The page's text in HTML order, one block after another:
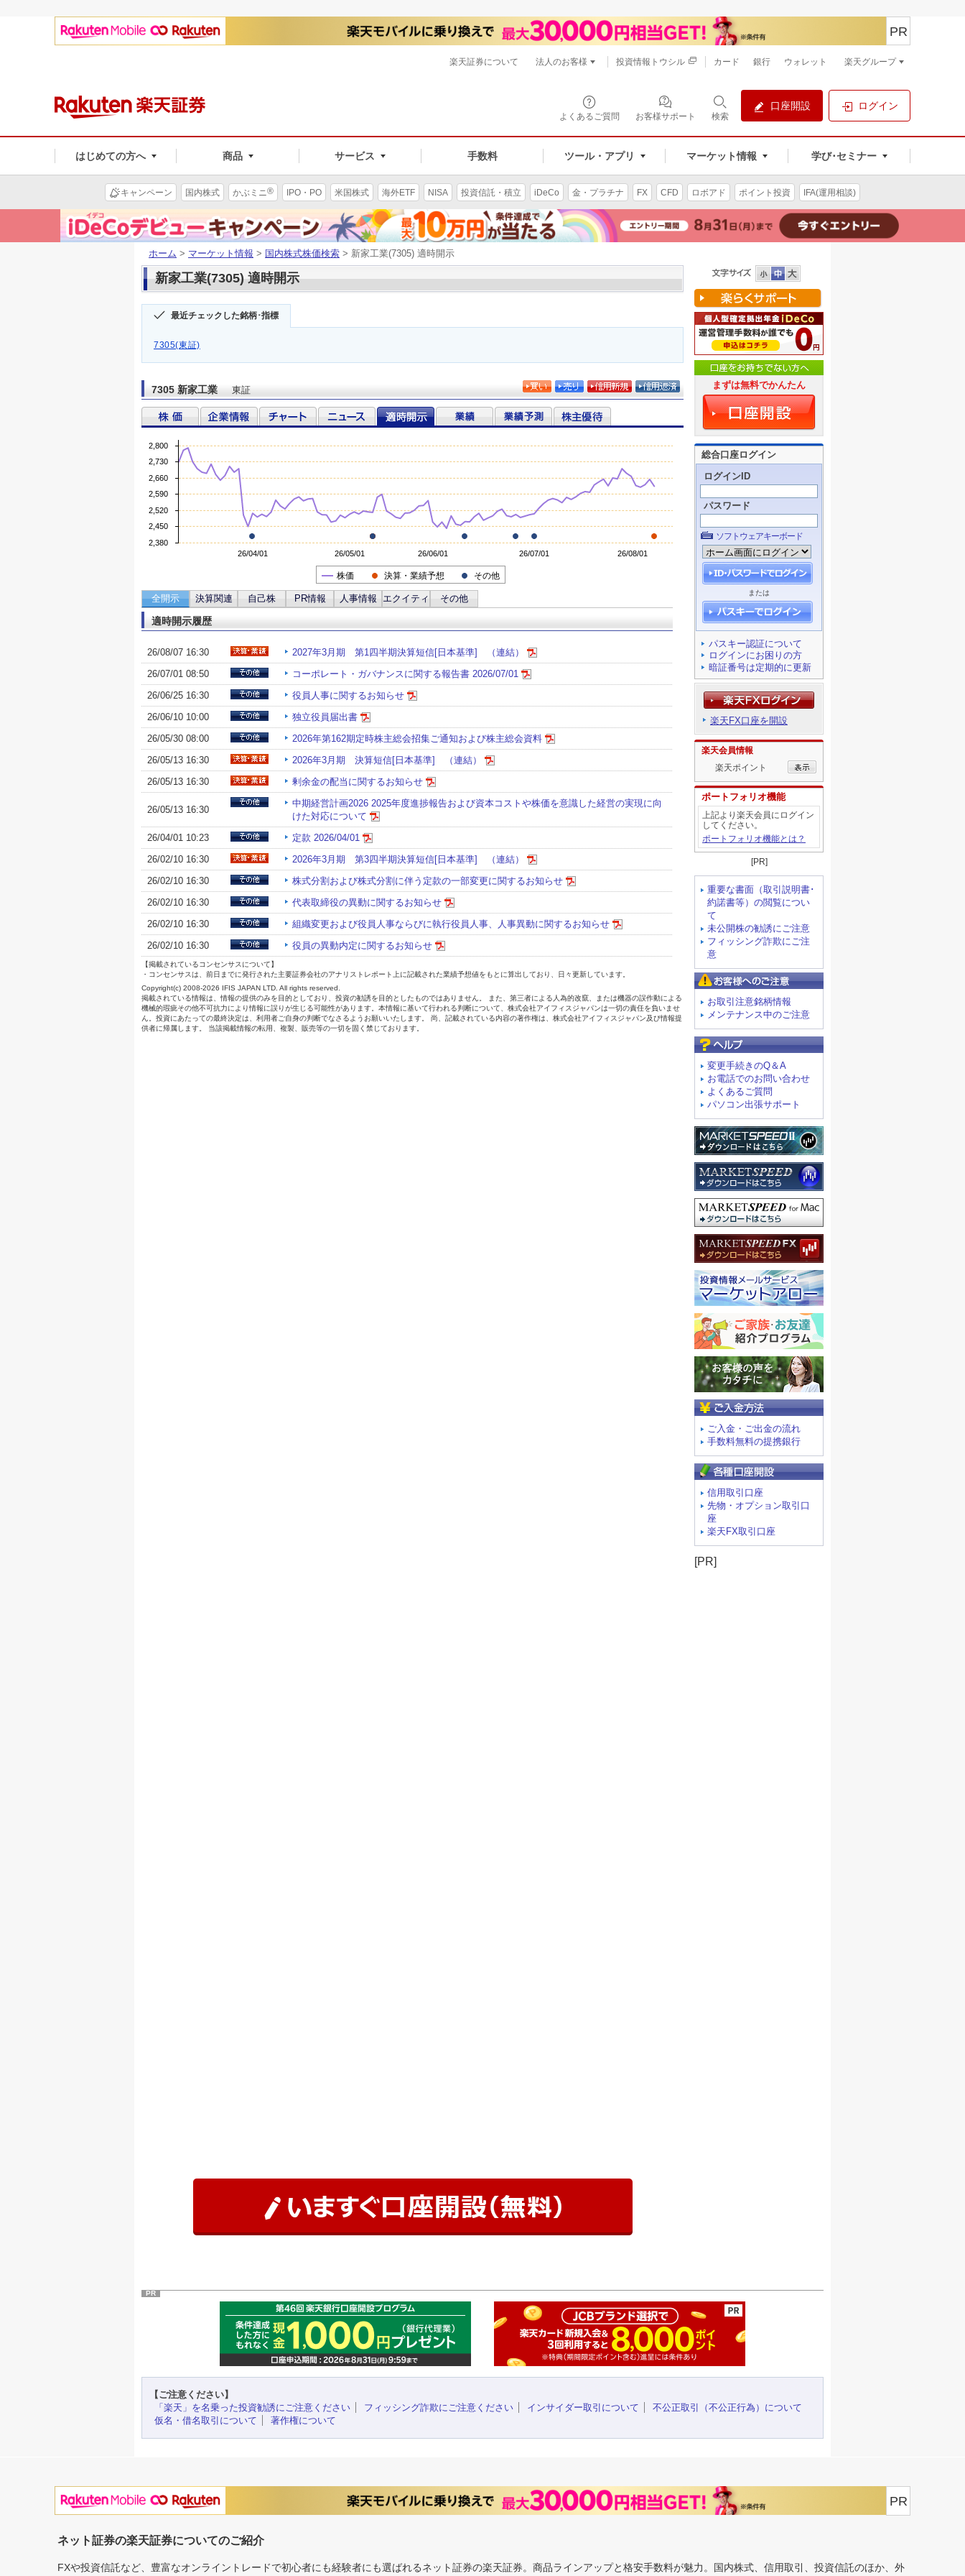
よくあるご質問 お客様サポート 検索
口座開設 ログイン
はじめての方へ 商品 サービス 手数料 ツール・アプリ マーケット情報 学び･セミナー
PR
楽天証券について 法人のお客様 投資情報トウシル カード 銀行 ウォレット 楽天グループ
キャンペーン 国内株式 かぶミニ® IPO・PO 米国株式 海外ETF NISA 投資信託・積立 iDeCo 金・プラチナ FX CFD ロボアド ポイント投資 IFA(運用相談)
ホーム > マーケット情報 > 国内株式株価検索 > 新家工業(7305) 適時開示
新家工業(7305) 適時開示
最近チェックした銘柄･指標
7305(東証)
7305 新家工業 東証 まずは無料でかんたん
総合口座ログイン
ログインID
パスワード
ソフトウェアキーボード
または
パスキー認証について
ログインにお困りの方
暗証番号は定期的に更新
楽天FX口座を開設
楽天会員情報
楽天ポイント
ポートフォリオ機能
上記より楽天会員にログイン
してください。
ポートフォリオ機能とは？
[PR]
重要な書面（取引説明書･
約諾書等）の閲覧につい
て
未公開株の勧誘にご注意
フィッシング詐欺にご注
意
お取引注意銘柄情報
メンテナンス中のご注意
変更手続きのQ＆A
お電話でのお問い合わせ
よくあるご質問
パソコン出張サポート
ご入金・ご出金の流れ
手数料無料の提携銀行
信用取引口座
先物・オプション取引口
座
楽天FX取引口座
[PR]
PR
【ご注意ください】
「楽天」を名乗った投資勧誘にご注意ください
フィッシング詐欺にご注意ください インサイダー取引について
不公正取引（不公正行為）について
仮名・借名取引について
著作権について
PR
ネット証券の楽天証券についてのご紹介
FXや投資信託など、豊富なオンライントレードで初心者にも経験者にも選ばれるネット証券の楽天証券。商品ラインアップと格安手数料が魅力。国内株式、信用取引、投資信託のほか、外